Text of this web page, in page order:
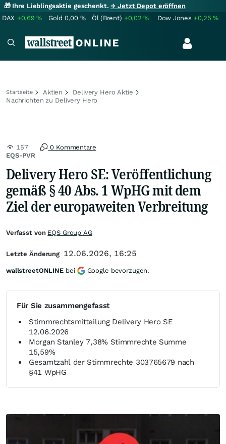
🎁 Ihre Lieblingsaktie geschenkt.→ Jetzt Depot eröffnen
DAX +0,69% Gold 0,00 % Öl (Brent) +0,02% Dow Jones +0,25%
Startseite Aktien
Delivery Hero Aktie
Nachrichten zu Delivery Hero
EQS-PVR
157 0 Kommentare
Delivery Hero SE: Veröffentlichung
gemäß § 40 Abs. 1 WpHG mit dem
Ziel der europaweiten Verbreitung
Für Sie zusammengefasst
Stimmrechtsmitteilung Delivery Hero SE
12.06.2026
Morgan Stanley 7,38% Stimmrechte Summe
15,59%
Gesamtzahl der Stimmrechte 303765679 nach
§41 WpHG
Verfasst von EQS Group AG
Letzte Änderung 12.06.2026, 16:25
wallstreetONLINE bei Google bevorzugen.